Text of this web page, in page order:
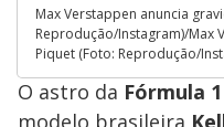
Max Verstappen anuncia
Reprodução/Instagram)/Max
Piquet (Foto: Reprodução/
O astro da Fórmula
modelo brasileira